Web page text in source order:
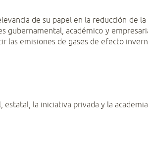
de su papel en la reducción de
gubernamental, académico y
las emisiones de gases de efecto
la iniciativa privada y la